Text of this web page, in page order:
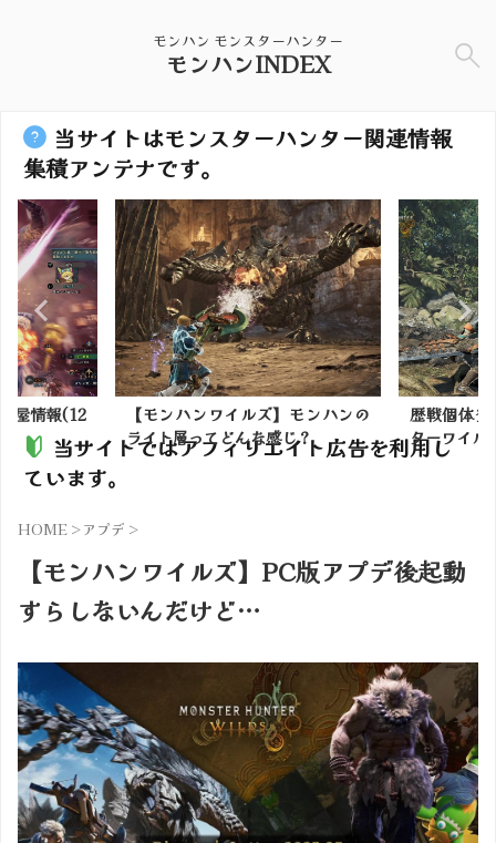
モンハン モンスターハンター
モンハンINDEX
当サイトはモンスターハンター関連情報
集積アンテナです。
屋情報(12
【モンハンワイルズ】モンハンの
ライト層ってどんな感じ？
歴戦個体
ターワイル
当サイトではアフィリエイト広告を利用し
ています。
HOME >アプデ >
【モンハンワイルズ】PC版アプデ後起動
すらしないんだけど…